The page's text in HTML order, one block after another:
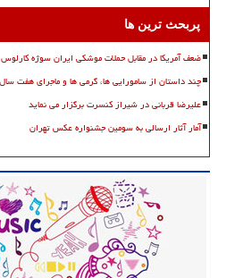
پربحث ترین ها
ضعف آمریکا در مقابل حملات موشکی ایران سوژه
چند داستان از سامورایی ها، گرمی ها و ماجرای هفت
علیرضا قربانی در شیراز کنسرت برگزار می نماید
آمار آثار ارسالی به سومین جشنواره عکس تهران